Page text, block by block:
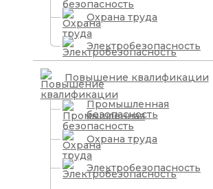
Охрана труда
Электробезопасность
Повышение квалификации
Промышленная
безопасность
Охрана труда
Электробезопасность